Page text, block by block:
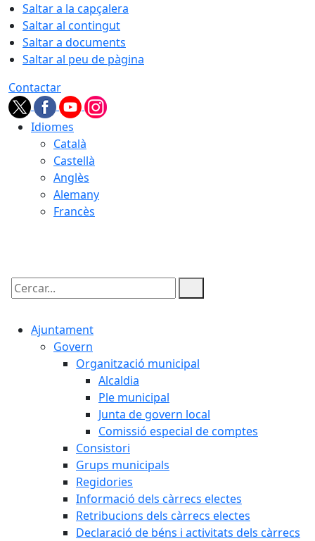
Saltar a la capçalera
Saltar al contingut
Saltar a documents
Saltar al peu de pàgina
Contactar
Idiomes
Català
Castellà
Anglès
Alemany
Francès
Cercar:
Ajuntament
Govern
Organització municipal
Alcaldia
Ple municipal
Junta de govern local
Comissió especial de comptes
Consistori
Grups municipals
Regidories
Informació dels càrrecs electes
Retribucions dels càrrecs electes
Declaració de béns i activitats dels càrrecs